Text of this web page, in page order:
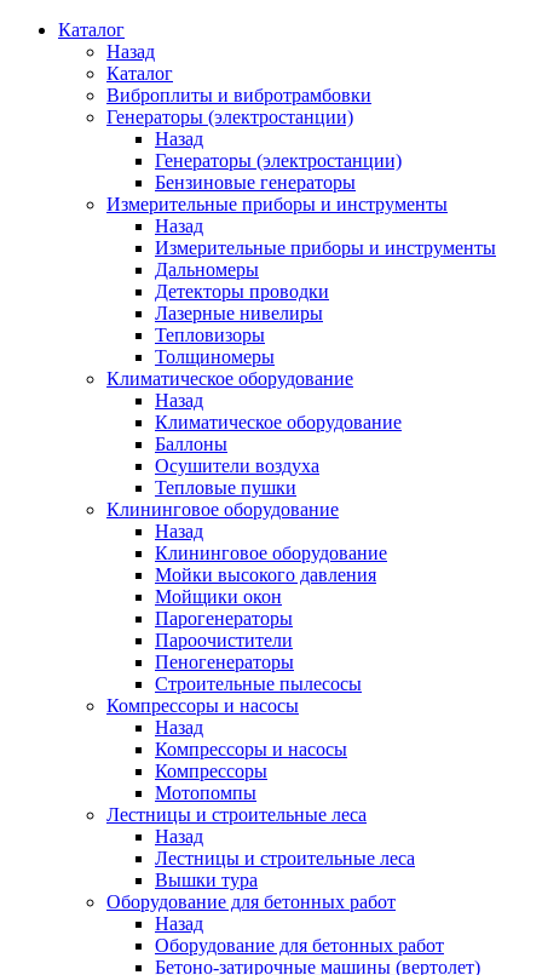
Каталог
Назад
Каталог
Виброплиты и вибротрамбовки
Генераторы (электростанции)
Назад
Генераторы (электростанции)
Бензиновые генераторы
Измерительные приборы и инструменты
Назад
Измерительные приборы и инструменты
Дальномеры
Детекторы проводки
Лазерные нивелиры
Тепловизоры
Толщиномеры
Климатическое оборудование
Назад
Климатическое оборудование
Баллоны
Осушители воздуха
Тепловые пушки
Клининговое оборудование
Назад
Клининговое оборудование
Мойки высокого давления
Мойщики окон
Парогенераторы
Пароочистители
Пеногенераторы
Строительные пылесосы
Компрессоры и насосы
Назад
Компрессоры и насосы
Компрессоры
Мотопомпы
Лестницы и строительные леса
Назад
Лестницы и строительные леса
Вышки тура
Оборудование для бетонных работ
Назад
Оборудование для бетонных работ
Бетоно-затирочные машины (вертолет)